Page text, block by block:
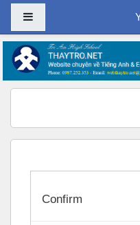
Skip to main content
Confirm